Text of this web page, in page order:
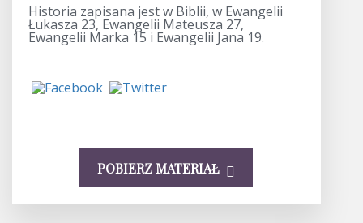
Historia zapisana jest w Biblii, w Ewangelii
Łukasza 23, Ewangelii Mateusza 27,
Ewangelii Marka 15 i Ewangelii Jana 19.
POBIERZ MATERIAŁ